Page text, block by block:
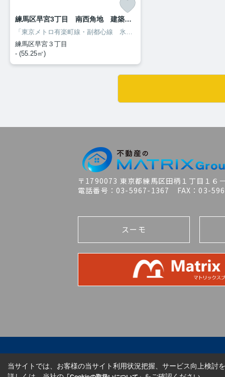
練馬区早宮3丁目 南西角地 建築条件無し売地限定1区画
「東京メトロ有楽町線・副都心線 氷川台駅」
練馬区早宮３丁目
- (55.25㎡)
〒1790073 東京都練馬区田柄１丁目１６
電話番号：03-5967-1367 FAX：03-
スーモ
当サイトでは、お客様の当サイト利用状況把握、サービス向上検討